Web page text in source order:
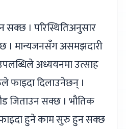
सक्छ । परिस्थितिअनुसार
। मान्यजनसँग असमझदारी
अध्ययनमा उत्साह
फाइदा दिलाउनेछन् ।
जिताउन सक्छ । भौतिक
हुने काम सुरु हुन सक्छ